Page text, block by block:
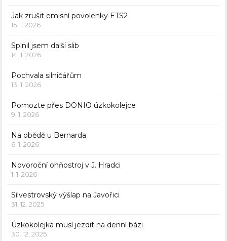
Jak zrušit emisní povolenky ETS2
15. 1. 2026
Splnil jsem další slib
14. 1. 2026
Pochvala silničářům
13. 1. 2026
Pomozte přes DONIO úzkokolejce
9. 1. 2026
Na obědě u Bernarda
6. 1. 2026
Novoroční ohňostroj v J. Hradci
1. 1. 2026
Silvestrovský výšlap na Javořici
31. 12. 2025
Úzkokolejka musí jezdit na denní bázi
30. 12. 2025